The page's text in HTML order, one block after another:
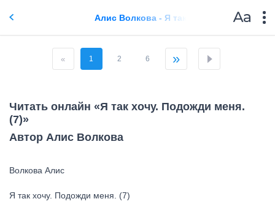
Алис Волкова - Я так хочу. Подожди
« 1 2 6 »
Читать онлайн «Я так хочу. Подожди меня.
(7)»
Автор Алис Волкова
Волкова Алис
Я так хочу. Подожди меня. (7)